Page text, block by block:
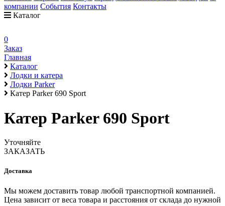
компании События Контакты
Каталог
0
Заказ
Главная
Каталог
Лодки и катера
Лодки Parker
Катер Parker 690 Sport
Катер Parker 690 Sport
Уточняйте
ЗАКАЗАТЬ
Доставка
Мы можем доставить товар любой транспортной компанией.
Цена зависит от веса товара и расстояния от склада до нужной